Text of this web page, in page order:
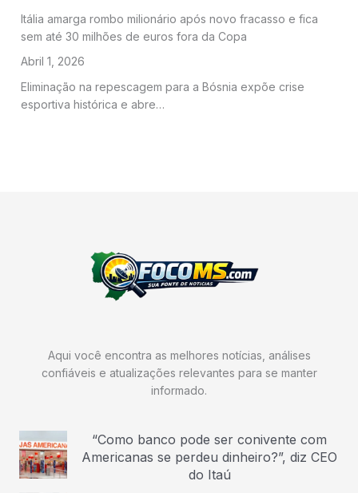
Itália amarga rombo milionário após novo fracasso e fica
sem até 30 milhões de euros fora da Copa
Abril 1, 2026
Eliminação na repescagem para a Bósnia expõe crise
esportiva histórica e abre…
Aqui você encontra as melhores notícias, análises
confiáveis e atualizações relevantes para se manter
informado.
“Como banco pode ser conivente com
Americanas se perdeu dinheiro?”, diz CEO
do Itaú